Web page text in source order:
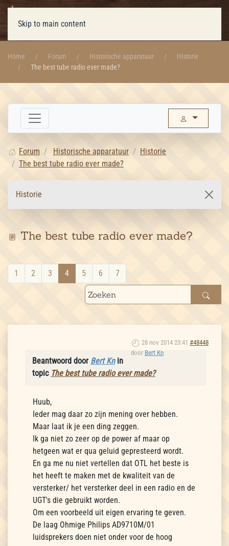
Skip to main content
Home Forum Historische apparatuur
Historie
The best tube radio ever made?
Forum Historische apparatuur
Historie
The best tube radio ever made?
Historie
The best tube radio ever made?
1 2 3 4 5 6 7
28 nov 2014 23:41 #48448
door Bert Kn
Beantwoord door Bert Knin
topic The best tube radio ever made?
Huub,
Ieder mag daar zo zijn mening over hebben.
Maar laat ik je een ding zeggen.
Ik ga niet zo zeer op de power af maar op
hetgeen wat er qua geluid gepresteerd wordt.
En ga me nu niet vertellen dat OTL het beste is
het heeft te maken met de kwaliteit van de
versterker/ het versterker deel in een radio en de
UGT's die gebruikt worden.
Om een voorbeeld uit eigen ervaring te geven.
De laag Ohmige Philips AD9710M/01
luidsprekers doen niet onder voor de hoog